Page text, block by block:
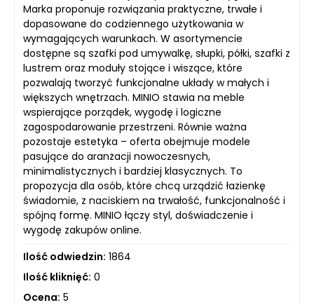
Marka proponuje rozwiązania praktyczne, trwałe i
dopasowane do codziennego użytkowania w
wymagających warunkach. W asortymencie
dostępne są szafki pod umywalkę, słupki, półki, szafki z
lustrem oraz moduły stojące i wiszące, które
pozwalają tworzyć funkcjonalne układy w małych i
większych wnętrzach. MINIO stawia na meble
wspierające porządek, wygodę i logiczne
zagospodarowanie przestrzeni. Równie ważna
pozostaje estetyka – oferta obejmuje modele
pasujące do aranżacji nowoczesnych,
minimalistycznych i bardziej klasycznych. To
propozycja dla osób, które chcą urządzić łazienkę
świadomie, z naciskiem na trwałość, funkcjonalność i
spójną formę. MINIO łączy styl, doświadczenie i
wygodę zakupów online.
Ilość odwiedzin: 1864
Ilość kliknięć: 0
Ocena: 5